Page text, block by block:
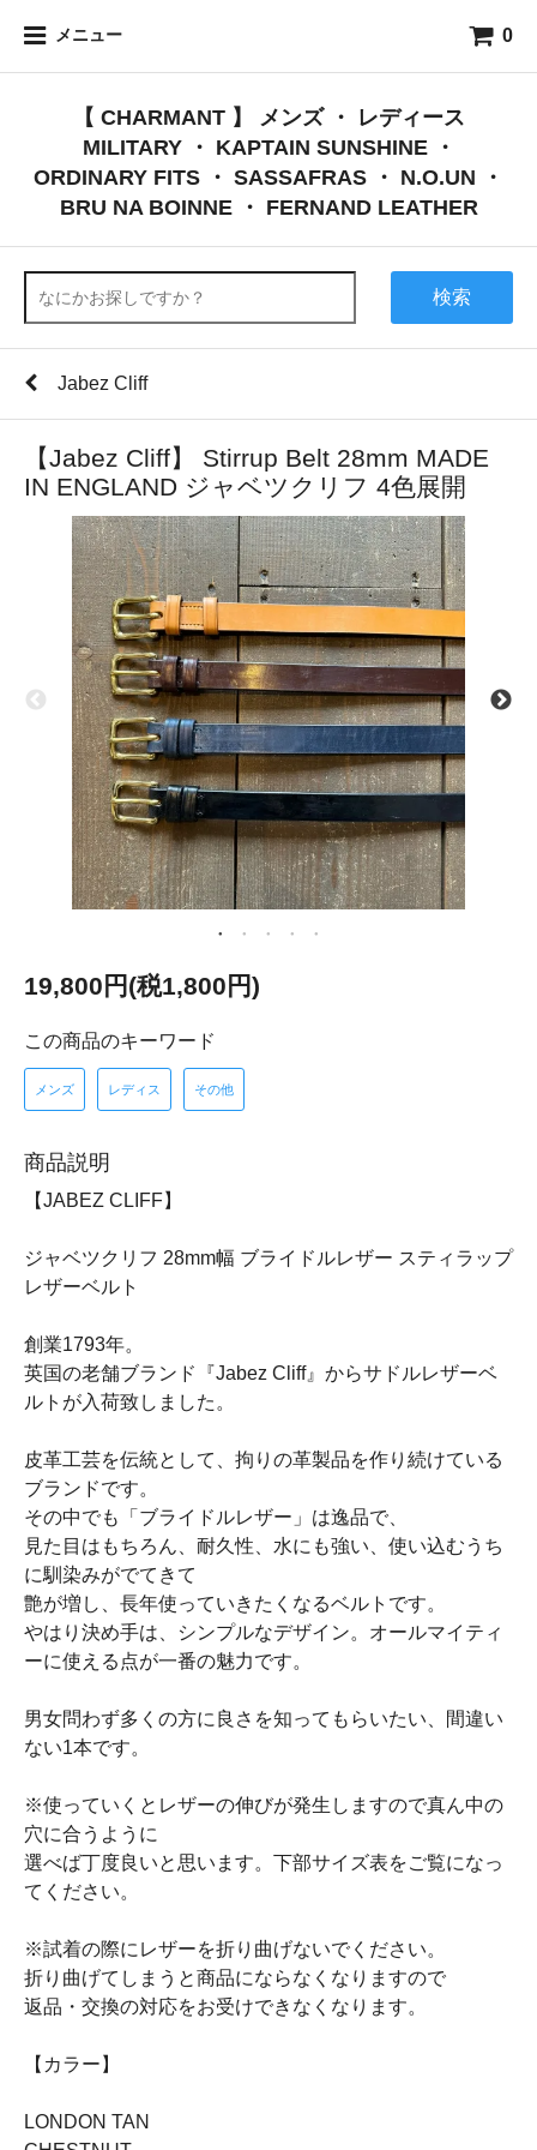
メニュー 0
【 CHARMANT 】 メンズ ・ レディース
MILITARY ・ KAPTAIN SUNSHINE ・
ORDINARY FITS ・ SASSAFRAS ・ N.O.UN ・
BRU NA BOINNE ・ FERNAND LEATHER
検索
Jabez Cliff
【Jabez Cliff】 Stirrup Belt 28mm MADE
IN ENGLAND ジャベツクリフ 4色展開
19,800円(税1,800円)
この商品のキーワード
メンズ レディス その他
商品説明
【JABEZ CLIFF】
ジャベツクリフ 28mm幅 ブライドルレザー スティラップ
レザーベルト
創業1793年。
英国の老舗ブランド『Jabez Cliff』からサドルレザーベ
ルトが入荷致しました。
皮革工芸を伝統として、拘りの革製品を作り続けている
ブランドです。
その中でも「ブライドルレザー」は逸品で、
見た目はもちろん、耐久性、水にも強い、使い込むうち
に馴染みがでてきて
艶が増し、長年使っていきたくなるベルトです。
やはり決め手は、シンプルなデザイン。オールマイティ
ーに使える点が一番の魅力です。
男女問わず多くの方に良さを知ってもらいたい、間違い
ない1本です。
※使っていくとレザーの伸びが発生しますので真ん中の
穴に合うように
選べば丁度良いと思います。下部サイズ表をご覧になっ
てください。
※試着の際にレザーを折り曲げないでください。
折り曲げてしまうと商品にならなくなりますので
返品・交換の対応をお受けできなくなります。
【カラー】
LONDON TAN